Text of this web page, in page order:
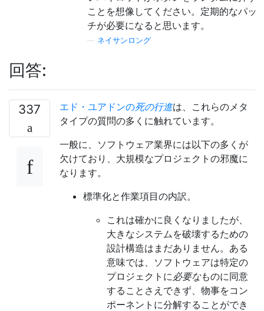
ことを想像してください。定期的なパッ
チが必要になると思います。
ネイサンロング
回答:
337 エド・ユアドンの死の行進は、これらのメタ
タイプの質問の多くに触れています。
一般に、ソフトウェア業界には以下の多くが
欠けており、大規模なプロジェクトの邪魔に
なります。
標準化と作業項目の内訳。
これは確かに良くなりましたが、
大きなシステムを破壊するための
設計構造はまだありません。ある
意味では、ソフトウェアは特定の
プロジェクトに必要なものに同意
することさえできず、物事をコン
ポーネントに分解することができ